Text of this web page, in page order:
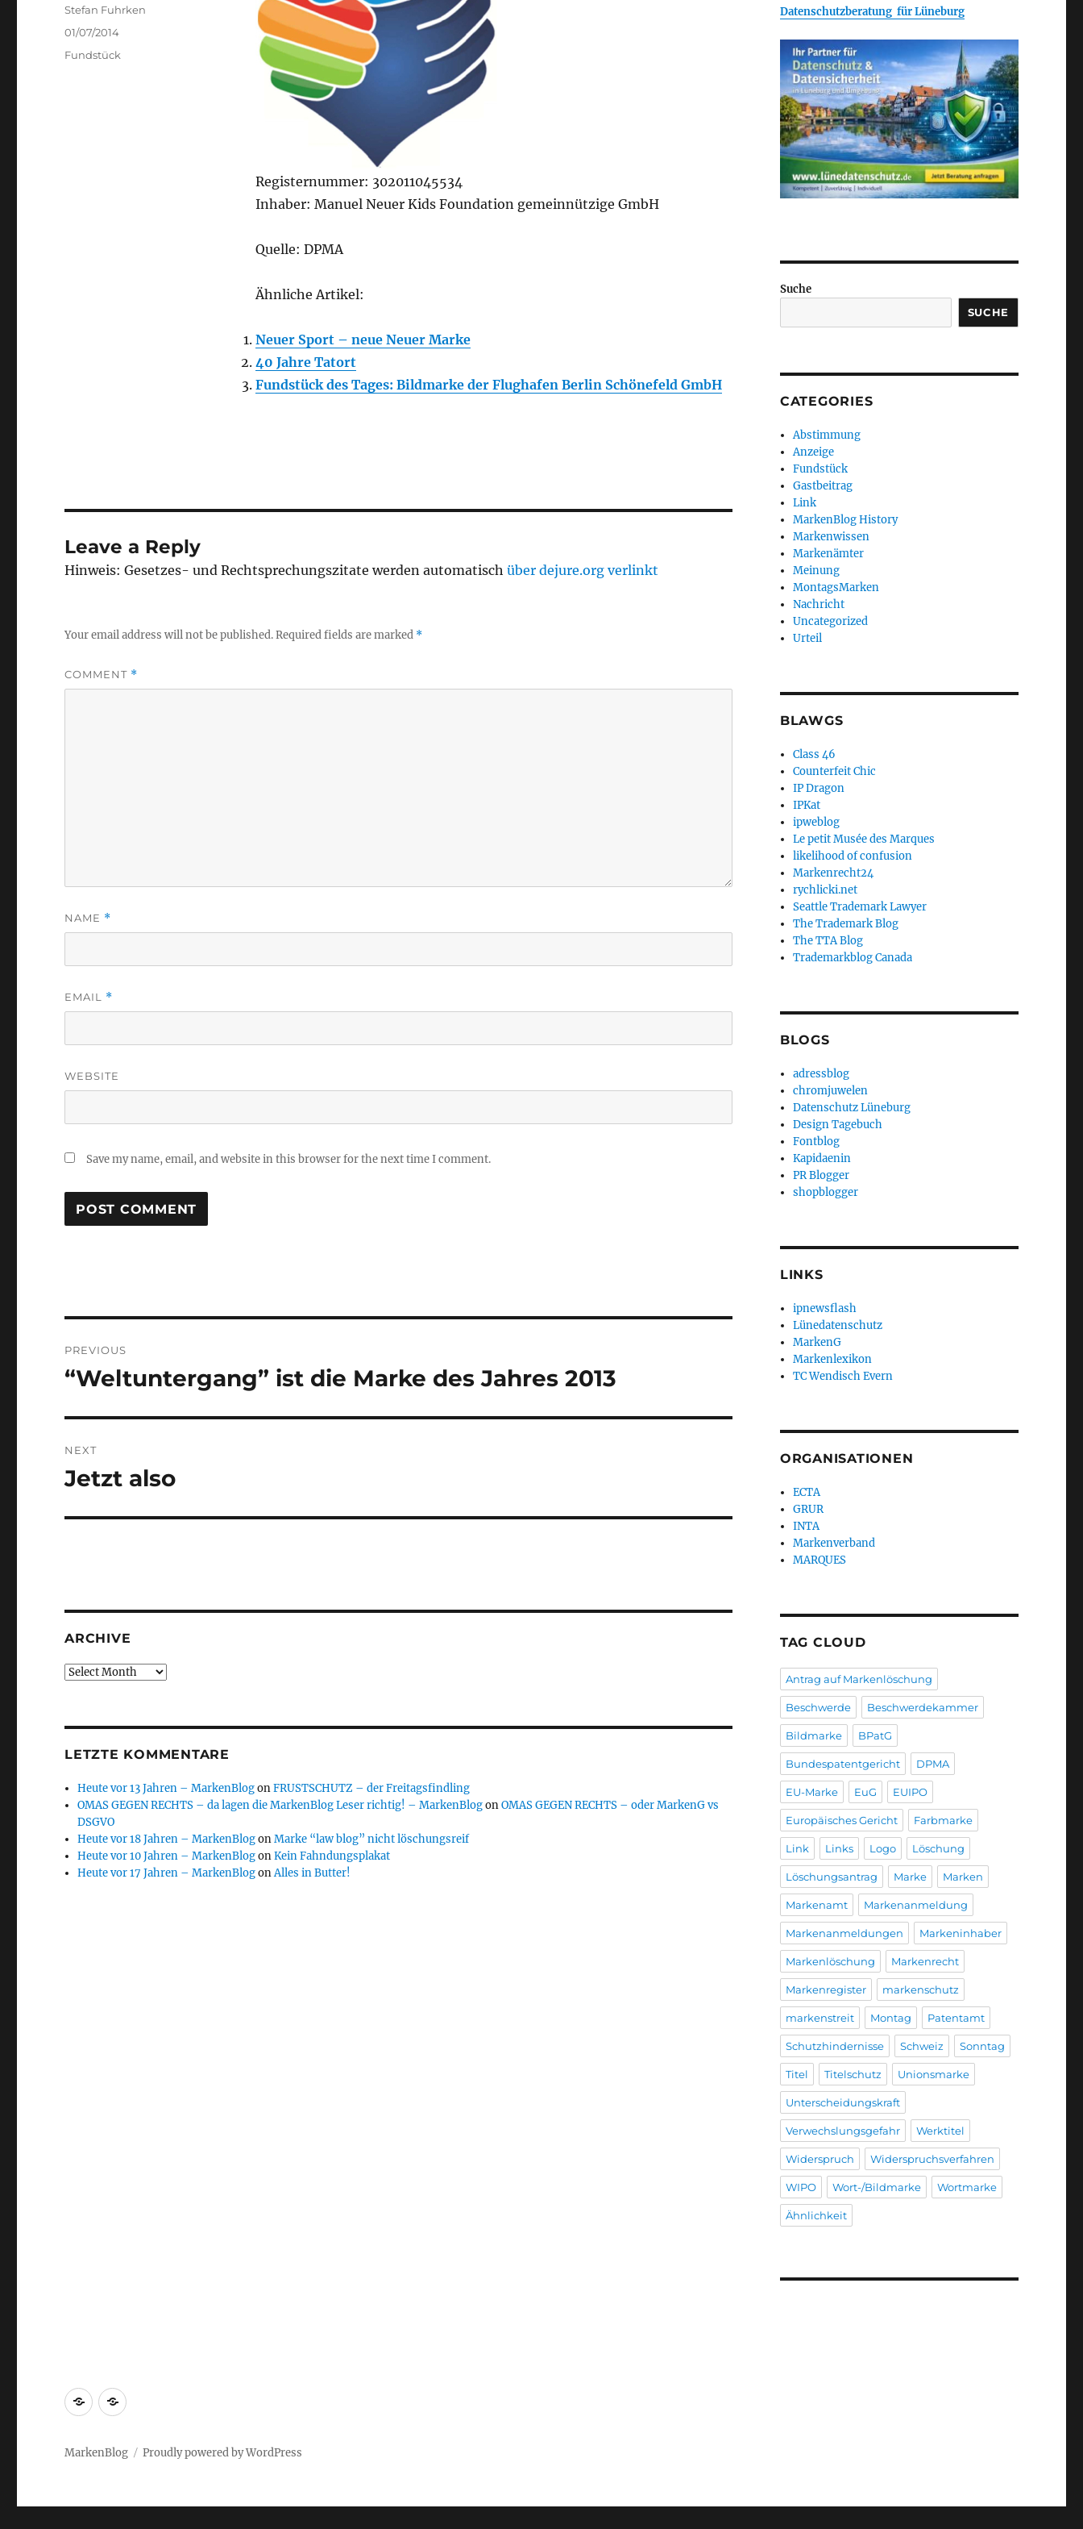
Registernummer: 302011045534
Inhaber: Manuel Neuer Kids Foundation gemeinnützige GmbH
Quelle: DPMA
Ähnliche Artikel:
Neuer Sport – neue Neuer Marke
40 Jahre Tatort
Fundstück des Tages: Bildmarke der Flughafen Berlin Schönefeld GmbH
Author
Stefan Fuhrken
Posted
01/07/2014
Categories
Fundstück
Leave a Reply
Hinweis: Gesetzes- und Rechtsprechungszitate werden automatischüber dejure.org verlinkt
Your email address will not be published.Required fields are marked *
COMMENT *
NAME *
EMAIL *
WEBSITE
Save my name, email, and website in this browser for the next time I comment.
navigation
PREVIOUS
Previous
“Weltuntergang” ist die Marke des Jahres 2013
NEXT
Next
Jetzt also
ARCHIVE
Archive
LETZTE KOMMENTARE
Heute vor 13 Jahren – MarkenBlogonFRUSTSCHUTZ – der Freitagsfindling
OMAS GEGEN RECHTS – da lagen die MarkenBlog Leser richtig! – MarkenBlogonOMAS GEGEN RECHTS – oder MarkenG vs
DSGVO
Heute vor 18 Jahren – MarkenBlogonMarke “law blog” nicht löschungsreif
Heute vor 10 Jahren – MarkenBlogonKein Fahndungsplakat
Heute vor 17 Jahren – MarkenBlogonAlles in Butter!
Datenschutzberatung für Lüneburg
Suche
SUCHE
CATEGORIES
Abstimmung
Anzeige
Fundstück
Gastbeitrag
Link
MarkenBlog History
Markenwissen
Markenämter
Meinung
MontagsMarken
Nachricht
Uncategorized
Urteil
BLAWGS
Class 46
Counterfeit Chic
IP Dragon
IPKat
ipweblog
Le petit Musée des Marques
likelihood of confusion
Markenrecht24
rychlicki.net
Seattle Trademark Lawyer
The Trademark Blog
The TTA Blog
Trademarkblog Canada
BLOGS
adressblog
chromjuwelen
Datenschutz Lüneburg
Design Tagebuch
Fontblog
Kapidaenin
PR Blogger
shopblogger
LINKS
ipnewsflash
Lünedatenschutz
MarkenG
Markenlexikon
TC Wendisch Evern
ORGANISATIONEN
ECTA
GRUR
INTA
Markenverband
MARQUES
TAG CLOUD
Antrag auf Markenlöschung
Beschwerde Beschwerdekammer
Bildmarke BPatG
Bundespatentgericht DPMA
EU-Marke EuG EUIPO
Europäisches Gericht Farbmarke
Link Links Logo Löschung
Löschungsantrag Marke Marken
Markenamt Markenanmeldung
Markenanmeldungen Markeninhaber
Markenlöschung Markenrecht
Markenregister markenschutz
markenstreit Montag Patentamt
Schutzhindernisse Schweiz Sonntag
Titel Titelschutz Unionsmarke
Unterscheidungskraft
Verwechslungsgefahr Werktitel
Widerspruch Widerspruchsverfahren
WIPO Wort-/Bildmarke Wortmarke
Ähnlichkeit
Markenrecherche
Gastbeiträge
MarkenBlog Proudly powered by WordPress